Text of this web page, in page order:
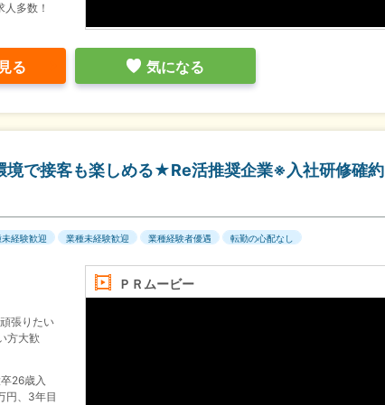
多数！
る 気になる
境で接客も楽しめる★Re活推奨企業※入社研修確約
経験歓迎 業種未経験歓迎 業種経験者優遇 転勤の心配なし
ＰＲムービー
張りたい
方大歓
26歳入
円、3年目